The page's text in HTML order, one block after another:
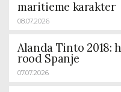
maritieme karakter
08.07.2026
Alanda Tinto 2018:
rood Spanje
07.07.2026